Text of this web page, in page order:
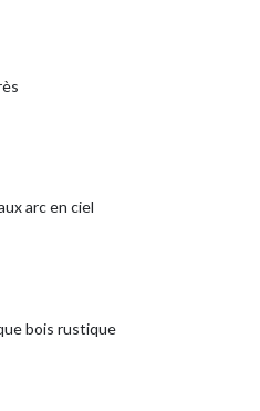
arc en ciel
bois rustique